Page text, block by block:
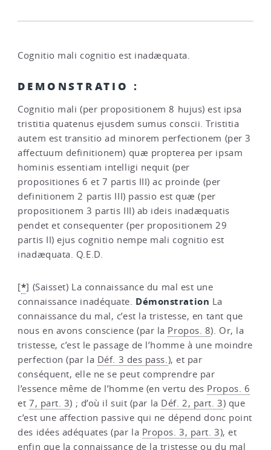
Cognitio mali cognitio est inadæquata.
DEMONSTRATIO :
Cognitio mali (per propositionem 8 hujus) est ipsa
tristitia quatenus ejusdem sumus conscii. Tristitia
autem est transitio ad minorem perfectionem (per 3
affectuum definitionem) quæ propterea per ipsam
hominis essentiam intelligi nequit (per
propositiones 6 et 7 partis III) ac proinde (per
definitionem 2 partis III) passio est quæ (per
propositionem 3 partis III) ab ideis inadæquatis
pendet et consequenter (per propositionem 29
partis II) ejus cognitio nempe mali cognitio est
inadæquata. Q.E.D.
[*] (Saisset) La connaissance du mal est une
connaissance inadéquate. Démonstration La
connaissance du mal, c’est la tristesse, en tant que
nous en avons conscience (par la Propos. 8). Or, la
tristesse, c’est le passage de l’homme à une moindre
perfection (par la Déf. 3 des pass. ), et par
conséquent, elle ne se peut comprendre par
l’essence même de l’homme (en vertu des Propos. 6
et 7, part. 3) ; d’où il suit (par la Déf. 2, part. 3) que
c’est une affection passive qui ne dépend donc point
des idées adéquates (par la Propos. 3, part. 3), et
enfin que la connaissance de la tristesse ou du mal